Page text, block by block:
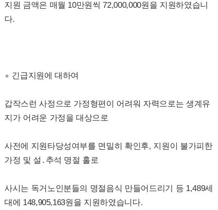
지원 금액은 매월 10만원씩 72,000,000원을 지원하였습니
다.
∘ 긴급지원에 대하여
갑작스런 사정으로 가정형편이 어려워 자력으로는 생계유
지가 어려운 가정을 대상으로
사전에 지원타당성여부를 면밀히 확인후, 지원이 불가피한
가정 및 설․추석 명절 홀로
사시는 독거노인분들의 명절음식 만들어드리기 등 1,489세
대에 148,905,163원을 지원하였습니다.